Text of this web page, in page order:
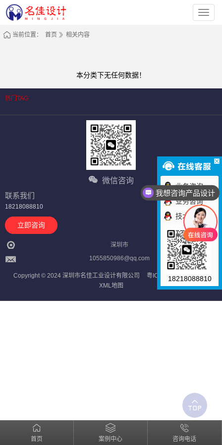
深
圳
公
当前位置： 首页 相关内容
本分类下无任何数据！
热门TAG
微信咨询
联系我们
18218088810
立即咨询
深圳市
1055850986@qq.com
Copyright © 2024 深圳市名佳工业设计有限公司
粤ICP备2023121709号
XML地图
业务咨询
业务咨询
技术咨询
18218088810
首页 案例中心 咨询电话
我想咨询产品设计